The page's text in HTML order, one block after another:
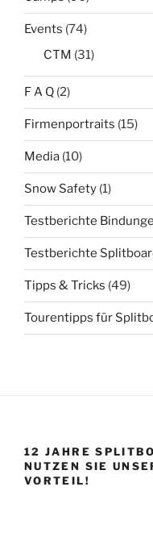
Events (74)
CTM (31)
F A Q (2)
Firmenportraits (15)
Media (10)
Snow Safety (1)
Testberichte
Testberichte
Tipps & Tricks (49)
Tourentipps für
12 JAHRE
NUTZEN SIE
VORTEIL!